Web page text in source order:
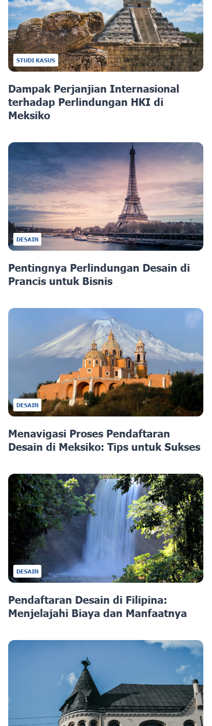
STUDI KASUS
Dampak Perjanjian Internasional
terhadap Perlindungan HKI di
Meksiko
DESAIN
Pentingnya Perlindungan Desain di
Prancis untuk Bisnis
DESAIN
Menavigasi Proses Pendaftaran
Desain di Meksiko: Tips untuk Sukses
DESAIN
Pendaftaran Desain di Filipina:
Menjelajahi Biaya dan Manfaatnya